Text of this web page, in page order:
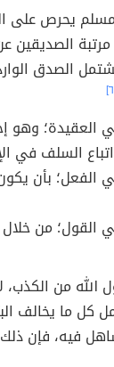
يحرص على
الصديقين
الصدق
العقيدة؛ وهو
السلف في
الفعل؛ بأن
القول؛ من
الله من
كل ما يخالف
فيه، فإن